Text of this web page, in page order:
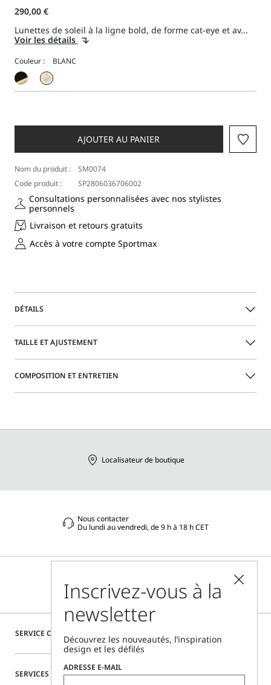
Lunettes de soleil à la ligne bold, de forme cat-eye et av...
Voir les détails
Couleur :
AJOUTER AU PANIER
Nom du produit :
SM0074
Code produit :
SP2806036706002
Consultations personnalisées avec nos stylistes
personnels
Livraison et retours gratuits
Accès à votre compte Sportmax
DÉTAILS
Lunettes de soleil à la ligne bold, de forme cat-eye et avec
acétate est intégré dans la structure en métal, qui se
prolonge sur les branches. Logo Sportmax gravé.
TAILLE ET AJUSTEMENT
COMPOSITION ET ENTRETIEN
Sportmax Cares: Fiche produit relative aux qualités ou
Distribué par Max Mara S.r.l., dont le siège social est situé
à Reggio Emilia (Italie), Via Giulia Maramotti 4, 42124
SERVICE CLIENTÈLE
SERVICES SPÉCIAUX
Localisateur de boutique
Nous contacter
Du lundi au vendredi, de 9 h à 18 h CET
Inscrivez-vous à la
newsletter
Découvrez les nouveautés, l’inspiration
design et les défilés
ADRESSE E-MAIL